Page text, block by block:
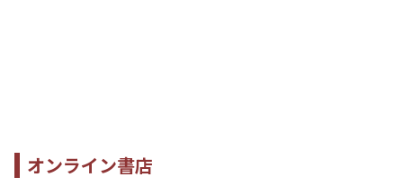
オンライン書店